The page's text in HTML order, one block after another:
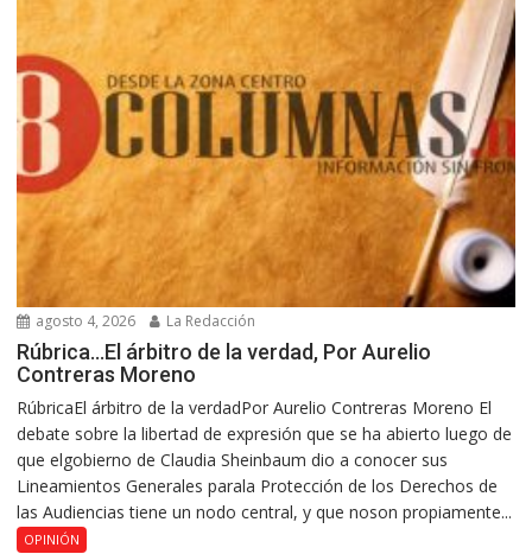
agosto 4, 2026 La Redacción
Rúbrica…El árbitro de la verdad, Por Aurelio
Contreras Moreno
RúbricaEl árbitro de la verdadPor Aurelio Contreras Moreno El
debate sobre la libertad de expresión que se ha abierto luego de
que elgobierno de Claudia Sheinbaum dio a conocer sus
Lineamientos Generales parala Protección de los Derechos de
las Audiencias tiene un nodo central, y que noson propiamente...
OPINIÓN